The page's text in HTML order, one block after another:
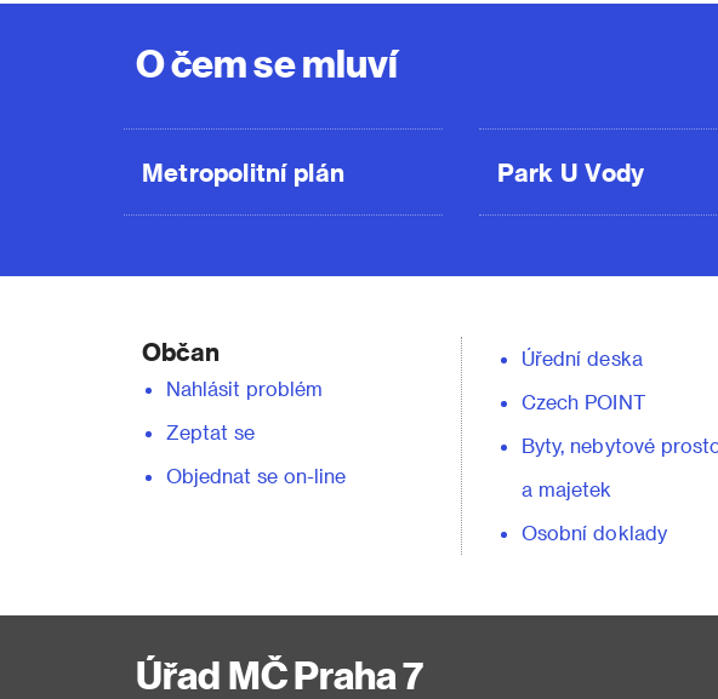
O čem se mluví
Metropolitní plán Park U Vody
Občan
Nahlásit problém
Zeptat se
Objednat se on-line
Úřední deska
Czech POINT
Byty, nebytové
a majetek
Osobní doklady
Úřad MČ Praha 7